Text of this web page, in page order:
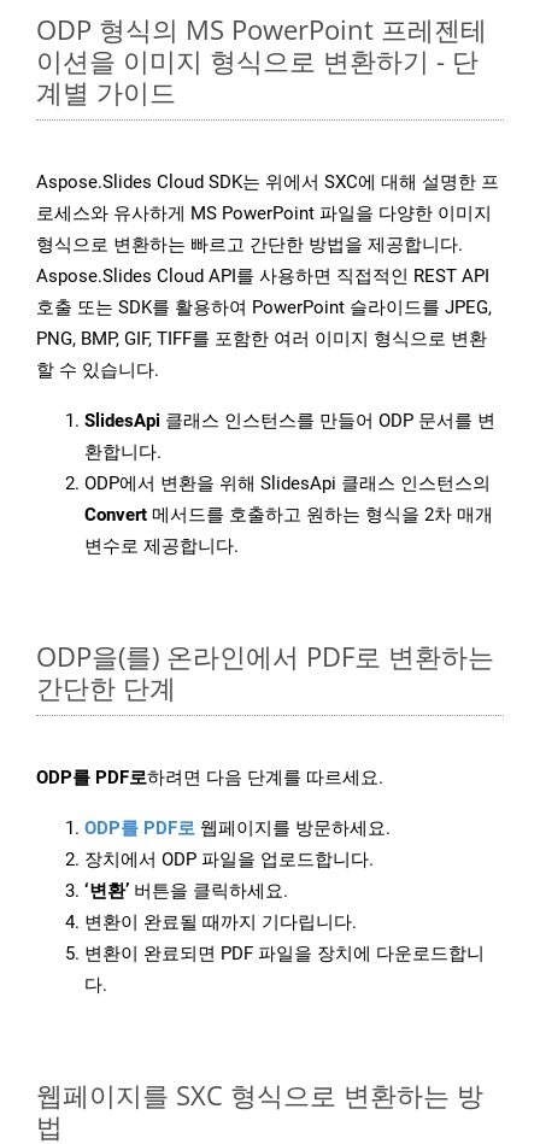
ODP 형식의 MS PowerPoint 프레젠테
이션을 이미지 형식으로 변환하기 - 단
계별 가이드
Aspose.Slides Cloud SDK는 위에서 SXC에 대해 설명한 프
로세스와 유사하게 MS PowerPoint 파일을 다양한 이미지
형식으로 변환하는 빠르고 간단한 방법을 제공합니다.
Aspose.Slides Cloud API를 사용하면 직접적인 REST API
호출 또는 SDK를 활용하여 PowerPoint 슬라이드를 JPEG,
PNG, BMP, GIF, TIFF를 포함한 여러 이미지 형식으로 변환
할 수 있습니다.
SlidesApi 클래스 인스턴스를 만들어 ODP 문서를 변
환합니다.
ODP에서 변환을 위해 SlidesApi 클래스 인스턴스의
Convert 메서드를 호출하고 원하는 형식을 2차 매개
변수로 제공합니다.
ODP을(를) 온라인에서 PDF로 변환하는
간단한 단계
ODP를 PDF로하려면 다음 단계를 따르세요.
ODP를 PDF로 웹페이지를 방문하세요.
장치에서 ODP 파일을 업로드합니다.
‘변환’ 버튼을 클릭하세요.
변환이 완료될 때까지 기다립니다.
변환이 완료되면 PDF 파일을 장치에 다운로드합니
다.
웹페이지를 SXC 형식으로 변환하는 방
법